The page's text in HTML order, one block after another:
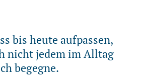
bis heute aufpassen,
nicht jedem im Alltag
begegne.